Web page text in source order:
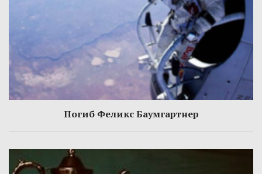
Погиб Феликс Баумгартнер